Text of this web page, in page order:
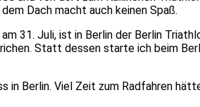
Dach macht auch keinen Spaß.
31. Juli, ist in Berlin der Berlin
Statt dessen starte ich beim
Berlin. Viel Zeit zum Radfahren